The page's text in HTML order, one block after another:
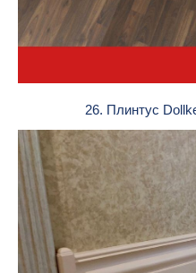
26. Плинтус